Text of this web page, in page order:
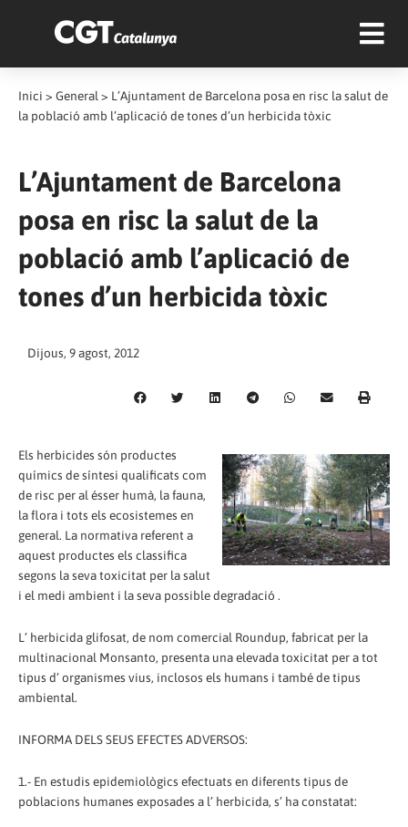
Inici > General > L’Ajuntament de Barcelona posa en risc la salut de
la població amb l’aplicació de tones d’un herbicida tòxic
L’Ajuntament de Barcelona
posa en risc la salut de la
població amb l’aplicació de
tones d’un herbicida tòxic
Dijous, 9 agost, 2012
Els herbicides són productes
químics de síntesi qualificats com
de risc per al ésser humà, la fauna,
la flora i tots els ecosistemes en
general. La normativa referent a
aquest productes els classifica
segons la seva toxicitat per la salut
i el medi ambient i la seva possible degradació .
L’ herbicida glifosat, de nom comercial Roundup, fabricat per la
multinacional Monsanto, presenta una elevada toxicitat per a tot
tipus d’ organismes vius, inclosos els humans i també de tipus
ambiental.
INFORMA DELS SEUS EFECTES ADVERSOS:
1.- En estudis epidemiològics efectuats en diferents tipus de
poblacions humanes exposades a l’ herbicida, s’ ha constatat: